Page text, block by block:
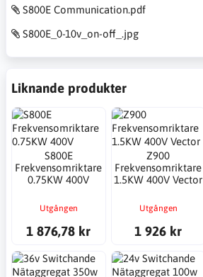
S800E Communication.pdf
S800E_0-10v_on-off_.jpg
Liknande produkter
S800E
Frekvensomriktare
0.75KW 400V
Utgången
1 876,78 kr
Z900
Frekvensomriktare
1.5KW 400V Vector
Utgången
1 926 kr